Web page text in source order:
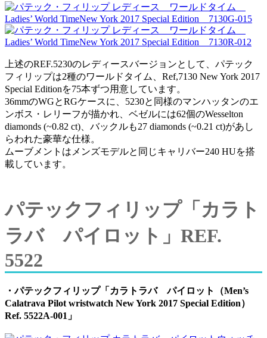
上述のREF.5230のレディースバージョンとして、パテック
フィリップは2種のワールドタイム、Ref,7130 New York 2017
Special Editionを75本ずつ用意しています。
36mmのWGとRGケースに、5230と同様のマンハッタンのエ
ンボス・レリーフが描かれ、ベゼルには62個のWesselton
diamonds (~0.82 ct)、バックルも27 diamonds (~0.21 ct)があし
らわれた豪華な仕様。
ムーブメントはメンズモデルと同じキャリバー240 HUを搭
載しています。
パテックフィリップ「カラト
ラバ パイロット」REF.
5522
・パテックフィリップ「カラトラバ パイロット（Men’s
Calatrava Pilot wristwatch New York 2017 Special Edition）
Ref. 5522A-001」